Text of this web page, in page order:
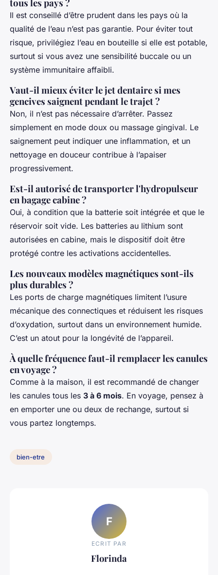
tous les pays ?
Il est conseillé d’être prudent dans les pays où la
qualité de l’eau n’est pas garantie. Pour éviter tout
risque, privilégiez l’eau en bouteille si elle est potable,
surtout si vous avez une sensibilité buccale ou un
système immunitaire affaibli.
Vaut-il mieux éviter le jet dentaire si mes
gencives saignent pendant le trajet ?
Non, il n’est pas nécessaire d’arrêter. Passez
simplement en mode doux ou massage gingival. Le
saignement peut indiquer une inflammation, et un
nettoyage en douceur contribue à l’apaiser
progressivement.
Est-il autorisé de transporter l'hydropulseur
en bagage cabine ?
Oui, à condition que la batterie soit intégrée et que le
réservoir soit vide. Les batteries au lithium sont
autorisées en cabine, mais le dispositif doit être
protégé contre les activations accidentelles.
Les nouveaux modèles magnétiques sont-ils
plus durables ?
Les ports de charge magnétiques limitent l’usure
mécanique des connectiques et réduisent les risques
d’oxydation, surtout dans un environnement humide.
C’est un atout pour la longévité de l’appareil.
À quelle fréquence faut-il remplacer les canules
en voyage ?
Comme à la maison, il est recommandé de changer
les canules tous les 3 à 6 mois. En voyage, pensez à
en emporter une ou deux de rechange, surtout si
vous partez longtemps.
bien-etre
F
ECRIT PAR
Florinda